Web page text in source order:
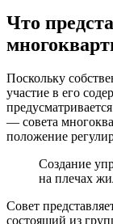
Что
Поскольку
участие в его
— совета
положение
Создание
на плечах
Совет
состоящий из